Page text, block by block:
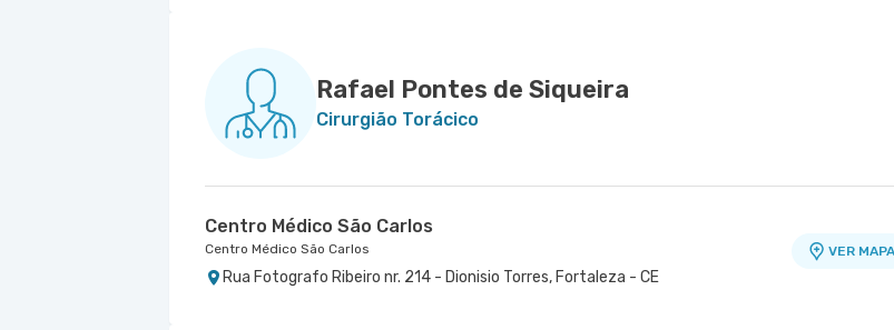
Rafael Pontes de Siqueira
Cirurgião Torácico
Centro Médico São Carlos
Centro Médico São Carlos
Rua Fotografo Ribeiro nr. 214 - Dionisio Torres, Fortaleza - CE
VER MAPA